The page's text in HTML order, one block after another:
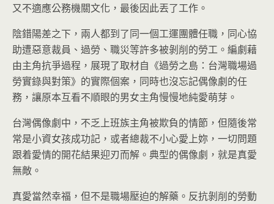
又不適應公務機關文化，最後因此丟了工作。
陰錯陽差之下，兩人都到了同一個工運團體任職，同心協
助遭惡意裁員、過勞、職災等許多被剝削的勞工。編劇藉
由主角抗爭過程，展現了取材自《過勞之島：台灣職場過
勞實錄與對策》的實際個案，同時也沒忘記偶像劇的任
務，讓原本互看不順眼的男女主角慢慢地純愛萌芽。
台灣偶像劇中，不乏上班族主角被欺負的情節，但隨後常
常是小資女孩成功記，或者總裁不小心愛上妳，一切問題
跟着愛情的開花結果迎刃而解。典型的偶像劇，就是真愛
無敵。
真愛當然幸福，但不是職場壓迫的解藥。反抗剝削的勞動